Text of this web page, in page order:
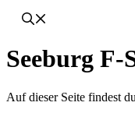
Seeburg F-
Auf dieser Seite findest